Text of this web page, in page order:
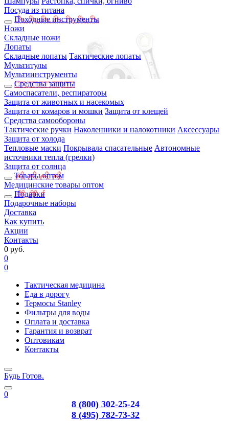
Посуда из титана
Походные инструменты
Ножи
Складные ножи
Лопаты
Складные лопаты Тактические лопаты
Мультитулы
Мультиинструменты
Средства защиты
Самоспасатели, респираторы
Защита от животных и насекомых
Защита от комаров и мошки Защита от клещей
Средства самообороны
Тактические ручки Наколенники и налокотники Аксессуары
Защита от холода
Тепловые маски Покрывала спасательные Автономные
источники тепла (грелки)
Защита от солнца
Товары оптом
Медицинские товары оптом
Подарки
Подарочные наборы
Доставка
Как купить
Акции
Контакты
0 руб.
0
0
Тактическая медицина
Еда в дорогу
Термосы Stanley
Фильтры для воды
Оплата и доставка
Гарантия и возврат
Оптовикам
Контакты
Будь Готов.
0
8 (800) 302-25-24
8 (495) 782-73-32